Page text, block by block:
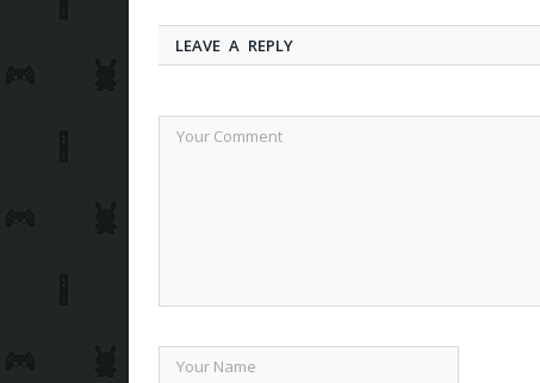
LEAVE A REPLY